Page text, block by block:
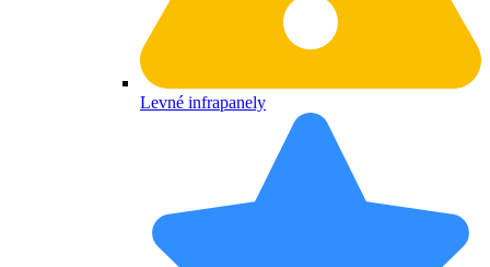
Levné infrapanely